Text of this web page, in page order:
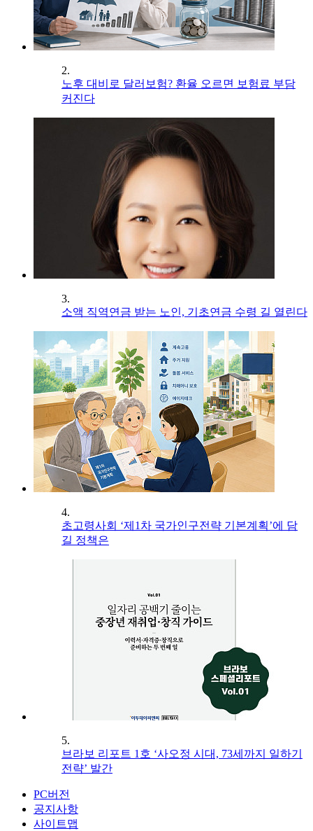
2.
노후 대비로 달러보험? 환율 오르면 보험료 부담
커진다
3.
소액 직역연금 받는 노인, 기초연금 수령 길 열린다
4.
초고령사회 ‘제1차 국가인구전략 기본계획’에 담
길 정책은
5.
브라보 리포트 1호 ‘사오정 시대, 73세까지 일하기
전략’ 발간
PC버전
공지사항
사이트맵